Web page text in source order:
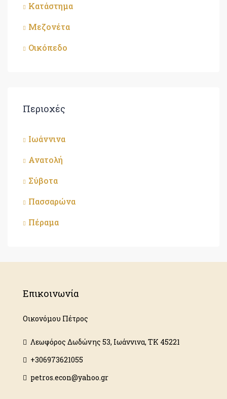
Κατάστημα
Μεζονέτα
Οικόπεδο
Περιοχές
Ιωάννινα
Ανατολή
Σύβοτα
Πασσαρώνα
Πέραμα
Επικοινωνία
Οικονόμου Πέτρος
Λεωφόρος Δωδώνης 53, Ιωάννινα, ΤΚ 45221
+306973621055
petros.econ@yahoo.gr